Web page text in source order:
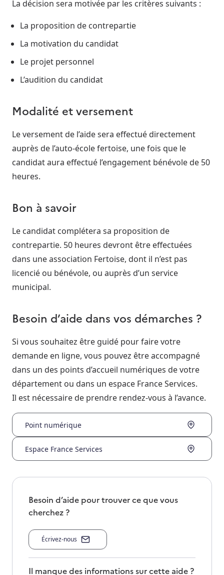
La décision sera motivée par les critères suivants :
La proposition de contrepartie
La motivation du candidat
Le projet personnel
L’audition du candidat
Modalité et versement
Le versement de l’aide sera effectué directement
auprès de l’auto-école fertoise, une fois que le
candidat aura effectué l’engagement bénévole de 50
heures.
Bon à savoir
Le candidat complétera sa proposition de
contrepartie. 50 heures devront être effectuées
dans une association Fertoise, dont il n’est pas
licencié ou bénévole, ou auprès d’un service
municipal.
Besoin d’aide dans vos démarches ?
Si vous souhaitez être guidé pour faire votre
demande en ligne, vous pouvez être accompagné
dans un des points d’accueil numériques de votre
département ou dans un espace France Services.
Il est nécessaire de prendre rendez-vous à l’avance.
Point numérique
Espace France Services
Besoin d’aide pour trouver ce que vous
cherchez ?
Écrivez-nous
Il manque des informations sur cette aide ?